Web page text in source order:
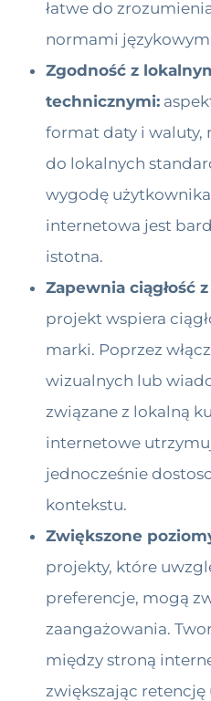
łatwe do
normami
Zgodność z
technicznymi:
format daty i waluty,
do lokalnych
wygodę
internetowa jest
istotna.
Zapewnia ciągłość
projekt wspiera
marki. Poprzez
wizualnych lub
związane z lokalną
internetowe
jednocześnie
kontekstu.
Zwiększone
projekty, które
preferencje, mogą
zaangażowania.
między stroną
zwiększając